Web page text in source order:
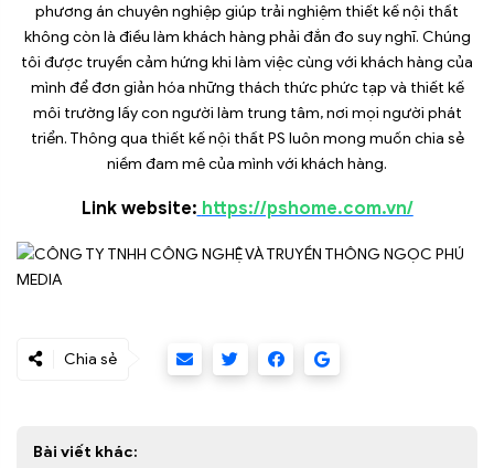
phương án chuyên nghiệp giúp trải nghiệm thiết kế nội thất
không còn là điều làm khách hàng phải đắn đo suy nghĩ. Chúng
tôi được truyền cảm hứng khi làm việc cùng với khách hàng của
mình để đơn giản hóa những thách thức phức tạp và thiết kế
môi trường lấy con người làm trung tâm, nơi mọi người phát
triển. Thông qua thiết kế nội thất PS luôn mong muốn chia sẻ
niềm đam mê của mình với khách hàng.
Link website: https://pshome.com.vn/
Chia sẻ
Bài viết khác: